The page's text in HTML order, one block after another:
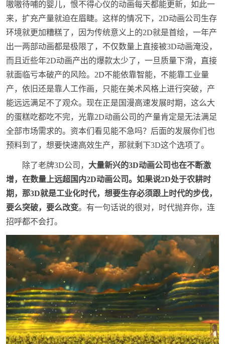
嗷嗷待哺的婴儿，恨不得心仪的动画每天都能更新，如此一
来，扩充产量就迫在眉睫。这样的情况下，2D动画公司生存
环境就更加糟糕了，因为传统意义上的2D就是首绘，一年产
出一两部动画都是极限了，不仅数量上直接被3D动画淹没，
而且近些年2D动画产出的爆款太少了，一旦质量下滑，直接
就面临亏本破产的风险。2D不能依靠智能，不能靠工业量
产，依旧还是靠人工作画，只能在美术风格上进行突破，产
能远远满足不了观众。现在正是国漫高速发展时期，这么大
的蛋糕吃都吃不完，光靠2D动画公司的产量肯定是无法满足
全部市场需求的。资本们看见能不急吗？后面的发展你们也
预料到了，想要快速高效生产，那就剩下3D这个选项了。
除了老牌3D公司， 大量新兴的3D动画公司也在不断激
增，在数量上远超国内2D动画公司。如果说2D处于农耕时
期，那3D就是工业化时代，想要生存必须跟上时代的步伐，
要么突破，要么改变。有一句话说的很对，时代抛弃你，连
招呼都不会打。